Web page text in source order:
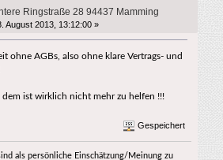
Ringstraße 28 94437 Mamming
August 2013, 13:12:00 »
ohne AGBs, also ohne klare Vertrags- und
dem ist wirklich nicht mehr zu helfen !!!
Gespeichert
als persönliche Einschätzung/Meinung zu